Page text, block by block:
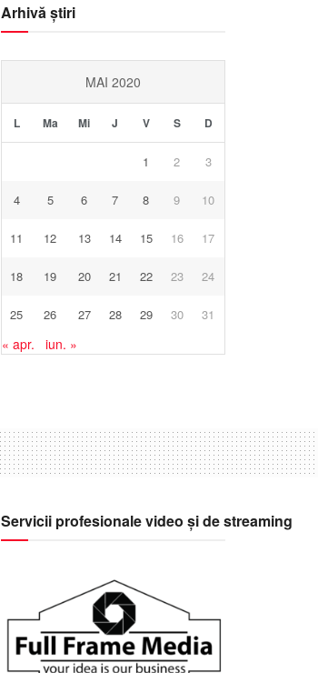
Arhivă știri
MAI 2020
L Ma Mi J V S D
1 2 3
4 5 6 7 8 9 10
11 12 13 14 15 16 17
18 19 20 21 22 23 24
25 26 27 28 29 30 31
« apr. iun. »
Servicii profesionale video și de streaming